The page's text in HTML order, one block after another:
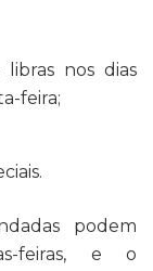
nos dias
feira;
podem
feiras, e o